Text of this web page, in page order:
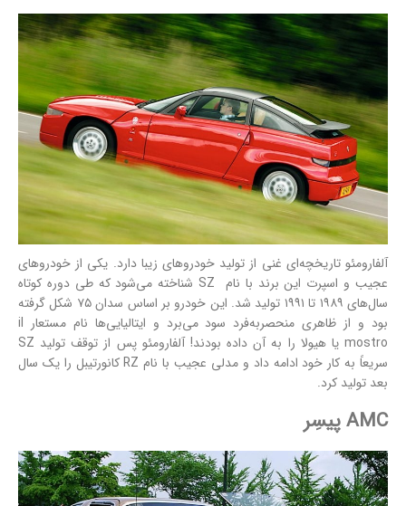
آلفارومئو تاریخچه‌ای غنی از تولید خودروهای زیبا دارد. یکی از خودروهای
عجیب و اسپرت این برند با نام SZ شناخته می‌شود که طی دوره کوتاه
سال‌های ۱۹۸۹ تا ۱۹۹۱ تولید شد. این خودرو بر اساس سدان ۷۵ شکل گرفته
بود و از ظاهری منحصربه‌فرد سود می‌برد و ایتالیایی‌ها نام مستعار il
mostro یا هیولا را به آن داده بودند! آلفارومئو پس از توقف تولید SZ
سریعاً به کار خود ادامه داد و مدلی عجیب با نام RZ کانورتیبل را یک سال
بعد تولید کرد.
AMC پیسِر